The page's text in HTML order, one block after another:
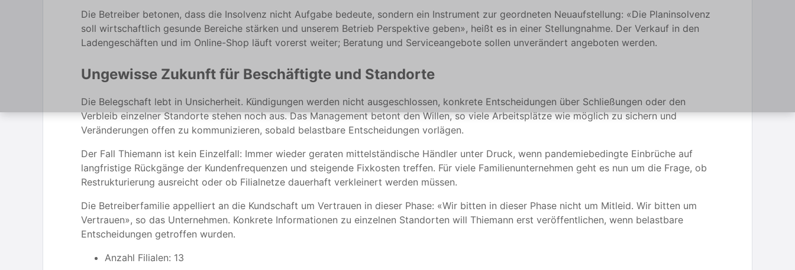
Die Betreiber betonen, dass die Insolvenz nicht Aufgabe bedeute, sondern ein Instrument zur geordneten Neuaufstellung: «Die Planinsolvenz
soll wirtschaftlich gesunde Bereiche stärken und unserem Betrieb Perspektive geben», heißt es in einer Stellungnahme. Der Verkauf in den
Ladengeschäften und im Online-Shop läuft vorerst weiter; Beratung und Serviceangebote sollen unverändert angeboten werden.
Ungewisse Zukunft für Beschäftigte und Standorte
Die Belegschaft lebt in Unsicherheit. Kündigungen werden nicht ausgeschlossen, konkrete Entscheidungen über Schließungen oder den
Verbleib einzelner Standorte stehen noch aus. Das Management betont den Willen, so viele Arbeitsplätze wie möglich zu sichern und
Veränderungen offen zu kommunizieren, sobald belastbare Entscheidungen vorlägen.
Der Fall Thiemann ist kein Einzelfall: Immer wieder geraten mittelständische Händler unter Druck, wenn pandemiebedingte Einbrüche auf
langfristige Rückgänge der Kundenfrequenzen und steigende Fixkosten treffen. Für viele Familienunternehmen geht es nun um die Frage, ob
Restrukturierung ausreicht oder ob Filialnetze dauerhaft verkleinert werden müssen.
Die Betreiberfamilie appelliert an die Kundschaft um Vertrauen in dieser Phase: «Wir bitten in dieser Phase nicht um Mitleid. Wir bitten um
Vertrauen», so das Unternehmen. Konkrete Informationen zu einzelnen Standorten will Thiemann erst veröffentlichen, wenn belastbare
Entscheidungen getroffen wurden.
Anzahl Filialen: 13